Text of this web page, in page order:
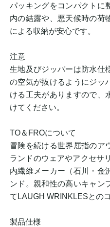
パッキングをコンパクトに
内の結露や、悪天候時の荷
による収納が安心です。
注意
生地及びジッパーは防水仕
の空気が抜けるようにジッ
ける工夫がありますので、
けてください。
TO＆FROについて
冒険を続ける世界屈指のア
ランドのウェアやアクセサ
内繊維メーカー（石川・金
ンド。親和性の高いキャン
てLAUGH WRINKLESとの
製品仕様